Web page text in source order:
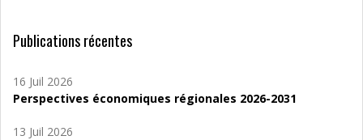
Publications récentes
16 Juil 2026
Perspectives économiques régionales 2026-2031
13 Juil 2026